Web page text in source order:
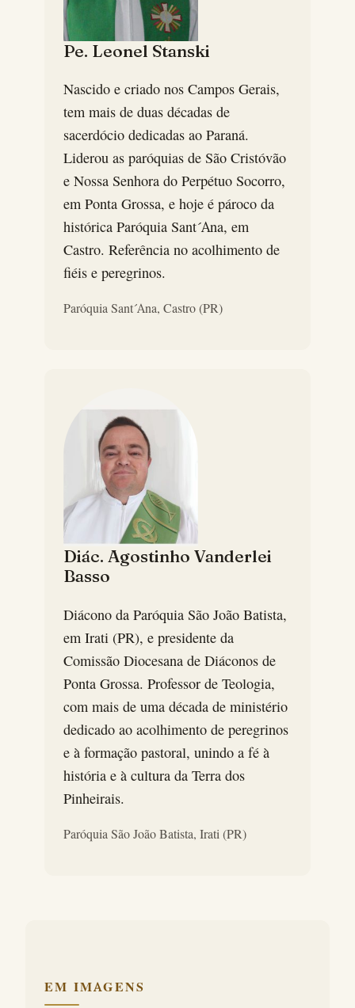
Pe. Leonel Stanski
Nascido e criado nos Campos Gerais,
tem mais de duas décadas de
sacerdócio dedicadas ao Paraná.
Liderou as paróquias de São Cristóvão
e Nossa Senhora do Perpétuo Socorro,
em Ponta Grossa, e hoje é pároco da
histórica Paróquia Sant´Ana, em
Castro. Referência no acolhimento de
fiéis e peregrinos.
Paróquia Sant´Ana, Castro (PR)
Diác. Agostinho Vanderlei
Basso
Diácono da Paróquia São João Batista,
em Irati (PR), e presidente da
Comissão Diocesana de Diáconos de
Ponta Grossa. Professor de Teologia,
com mais de uma década de ministério
dedicado ao acolhimento de peregrinos
e à formação pastoral, unindo a fé à
história e à cultura da Terra dos
Pinheirais.
Paróquia São João Batista, Irati (PR)
EM IMAGENS